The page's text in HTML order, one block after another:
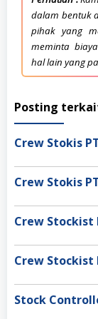
dalam bentuk
pihak yang
meminta
hal lain yang
Posting